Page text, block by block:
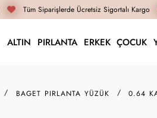
Tüm Siparişlerde Ücretsiz Sigortalı Kargo
ALTIN PIRLANTA ERKEK ÇOCUK
BAGET PIRLANTA YÜZÜK 0.64